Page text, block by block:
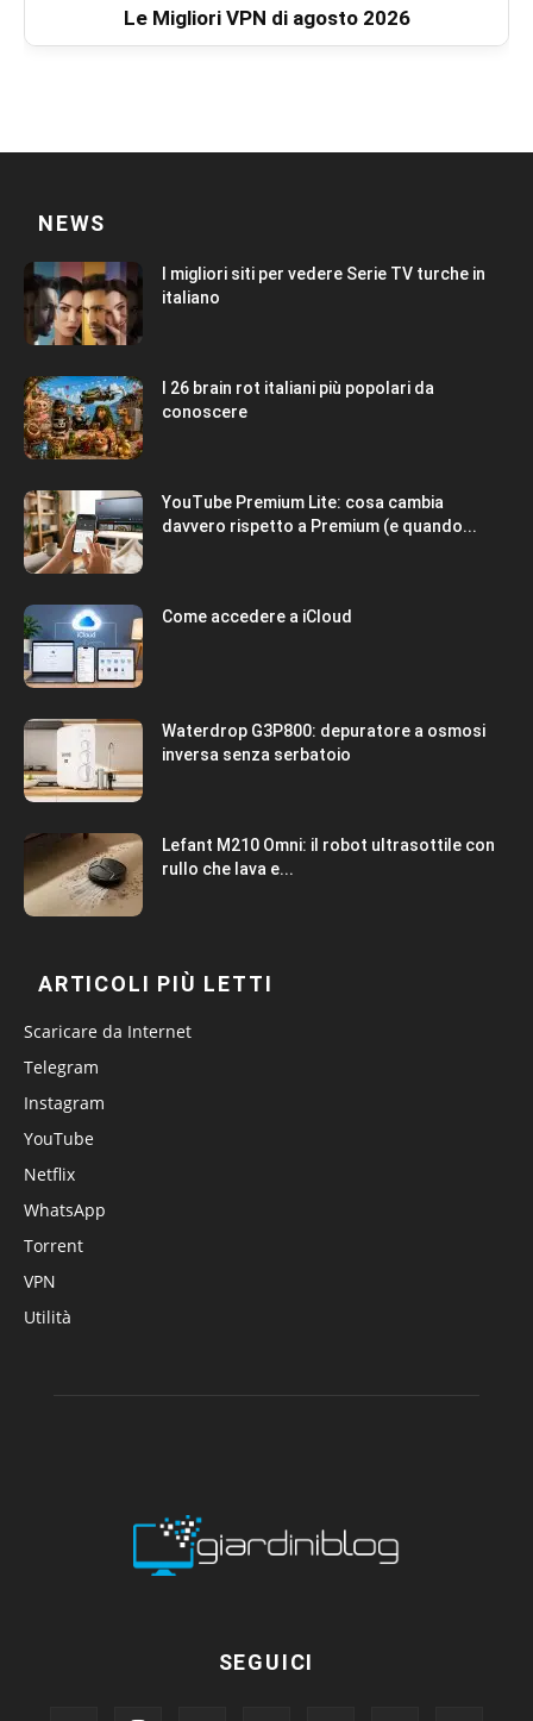
Le Migliori VPN di agosto 2026
NEWS
I migliori siti per vedere Serie TV turche in
italiano
I 26 brain rot italiani più popolari da
conoscere
YouTube Premium Lite: cosa cambia
davvero rispetto a Premium (e quando...
Come accedere a iCloud
Waterdrop G3P800: depuratore a osmosi
inversa senza serbatoio
Lefant M210 Omni: il robot ultrasottile con
rullo che lava e...
ARTICOLI PIÙ LETTI
Scaricare da Internet
Telegram
Instagram
YouTube
Netflix
WhatsApp
Torrent
VPN
Utilità
SEGUICI